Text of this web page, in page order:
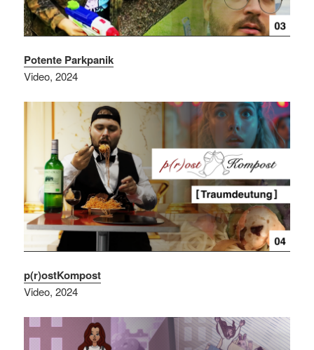
Potente Parkpanik
Video, 2024
p(r)ostKompost
Video, 2024